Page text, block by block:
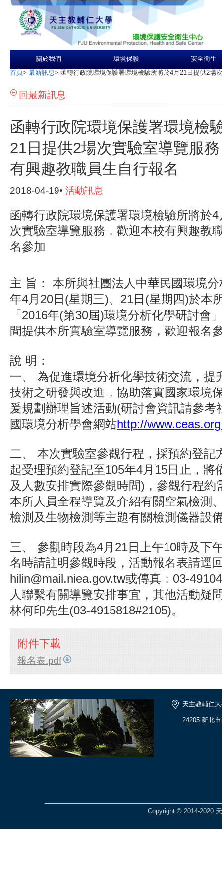
關於我們 環境保護 安全衛生
首頁> 最新訊息> 函轉行政院環境保護署環境檢驗所將於4月21日提供2場
回最新訊息
函轉行政院環境保護署環境檢
21日提供2場次實驗室導覽服
有興趣教職員生自行報名
2018-04-19• 活動訊息
函轉行政院環境保護署環境檢驗所將於
次實驗室導覽服務，歡迎本校有興趣教
名參加
主 旨：
本所與社團法人中華民國環境
年4月20日(星期三)、21日(星期四)於本
「2016年(第30屆)環境分析化學研討會
間提供本所實驗室導覽服務，歡迎報名
說 明：
一、
為促進環境分析化學技術交流，提
技術之研發與改進，協助落實國家環境
爰規劃辦理旨述活動(研討會資訊請參考
國環境分析學會網站http://
二、
本次實驗室參觀行程，採預約登記
起受理預約登記至105年4月15日止，將
及人數安排實際參觀時間)，參觀行程約
本所人員全程導覽及介紹有關空氣檢測
檢測及生物檢測等主題有關檢測儀器設
三、
參觀時段為4月21日上午10時及下
名時請註明參觀時段，活動報名表請逕
hilin@mail.niea.gov.tw或傳真：03-
人聯繫有關導覽安排事宜，其他活動疑
林何印先生(03-4915818#2105)。
附件下載
報名表.pdf
天主教輔仁
24205 新北
Copyright © 2014-2020